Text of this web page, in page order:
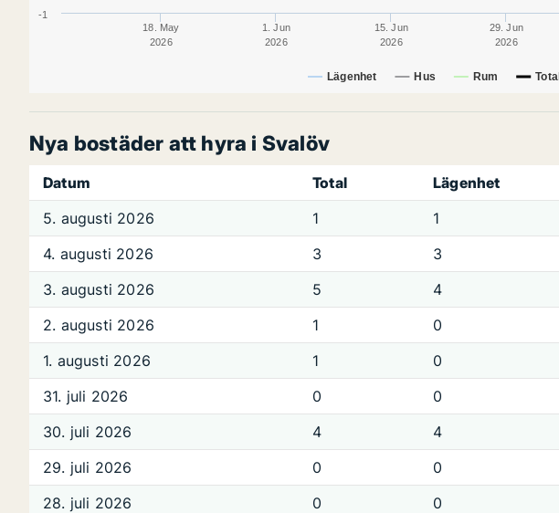
Lägenhet Hus Rum Total
18. May
2026
1. Jun
2026
15. Jun
2026
29. Jun
2026
-1
Nya bostäder att hyra i Svalöv
Datum Total Lägenhet
5. augusti 2026
1 1
4. augusti 2026
3 3
3. augusti 2026
5 4
2. augusti 2026
1 0
1. augusti 2026
1 0
31. juli 2026
0 0
30. juli 2026
4 4
29. juli 2026
0 0
28. juli 2026
0 0